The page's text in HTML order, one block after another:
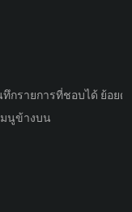
อบได้ ย้อยดูรายการที่เ